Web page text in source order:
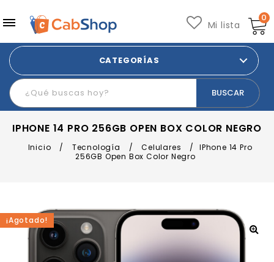
0
Mi lista
CATEGORÍAS
IPHONE 14 PRO 256GB OPEN BOX COLOR NEGRO
Inicio / Tecnología / Celulares /
IPhone 14 Pro
256GB Open Box Color Negro
¡Agotado!